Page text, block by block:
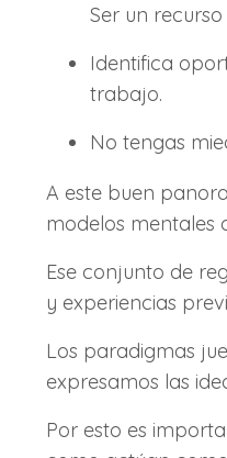
Ser un
Identifica
trabajo.
No tengas
A este buen
modelos mentales
Ese conjunto de
y experiencias
Los paradigmas
expresamos las
Por esto es